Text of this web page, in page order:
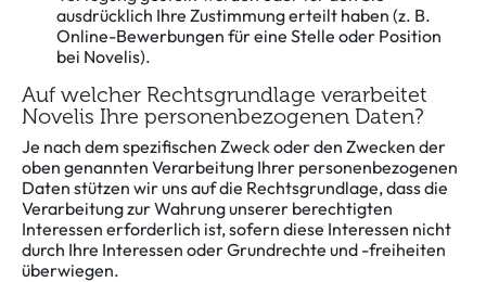
ausdrücklich Ihre Zustimmung erteilt haben (z. B.
Online-Bewerbungen für eine Stelle oder Position
bei Novelis).
Auf welcher Rechtsgrundlage verarbeitet
Novelis Ihre personenbezogenen Daten?
Je nach dem spezifischen Zweck oder den Zwecken der
oben genannten Verarbeitung Ihrer personenbezogenen
Daten stützen wir uns auf die Rechtsgrundlage, dass die
Verarbeitung zur Wahrung unserer berechtigten
Interessen erforderlich ist, sofern diese Interessen nicht
durch Ihre Interessen oder Grundrechte und -freiheiten
überwiegen.